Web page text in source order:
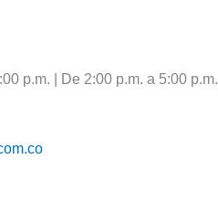
p.m. | De 2:00 p.m. a 5:00 p.m.